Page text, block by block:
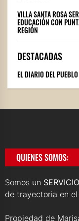
VILLA SANTA ROSA
EDUCACIÓN CON
REGIÓN
DESTACADAS
EL DIARIO DEL
QUIENES SOMOS:
Somos un
de trayectoria en
Propiedad de